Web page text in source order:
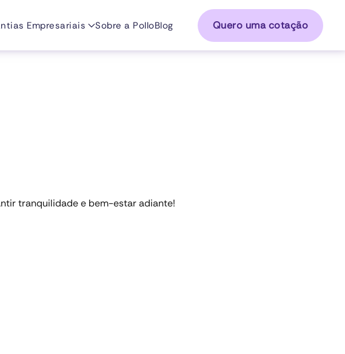
Empresariais Sobre a PolloBlog Quero uma cotação
tranquilidade e bem-estar adiante!